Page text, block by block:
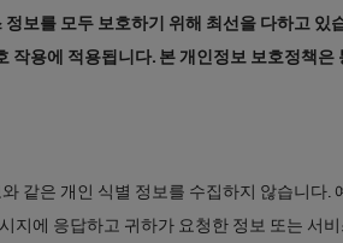
정보를 모두 보호하기 위해 최선을 다하고
용에 적용됩니다. 본 개인정보 보호정책
같은 개인 식별 정보를 수집하지 않습니다.
에 응답하고 귀하가 요청한 정보 또는 서